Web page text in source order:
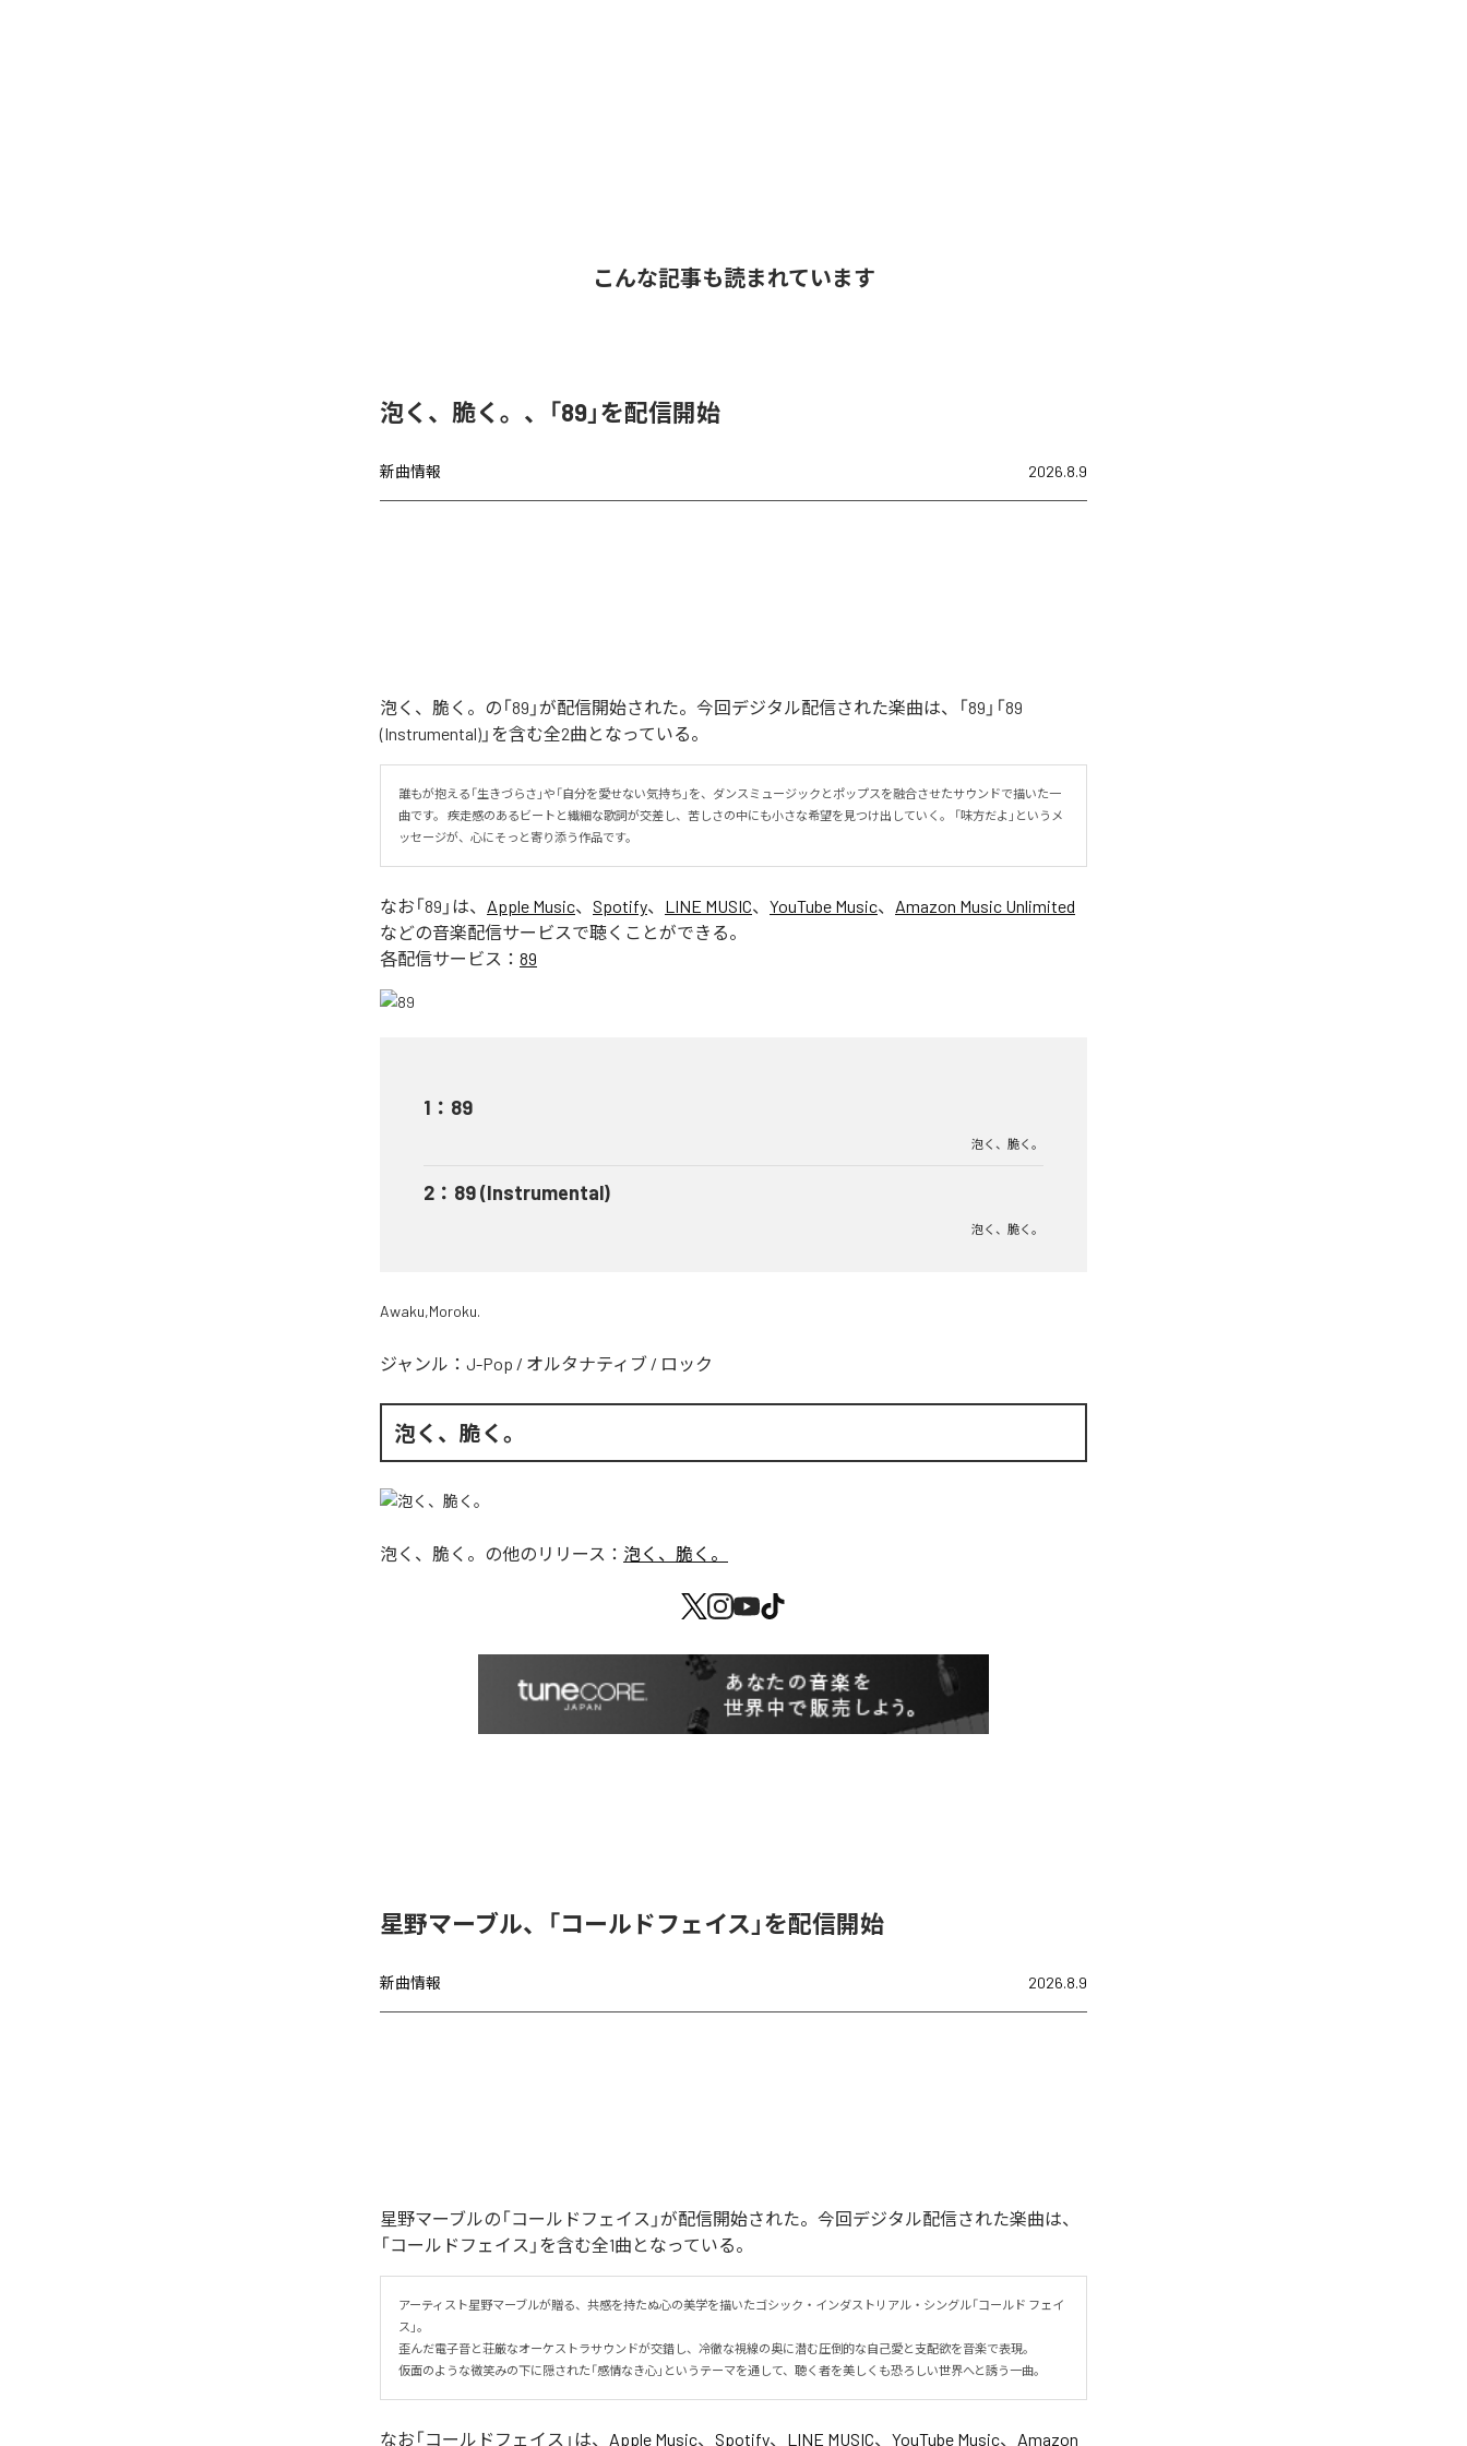
こんな記事も読まれています
泡く、脆く。、「89」を配信開始
新曲情報 2026.8.9
泡く、脆く。の「89」が配信開始された。今回デジタル配信された楽曲は、「89」「89
(Instrumental)」を含む全2曲となっている。
誰もが抱える「生きづらさ」や「自分を愛せない気持ち」を、ダンスミュージックとポップスを融合させたサウンドで描いた一
曲です。 疾走感のあるビートと繊細な歌詞が交差し、苦しさの中にも小さな希望を見つけ出していく。 「味方だよ」というメ
ッセージが、心にそっと寄り添う作品です。
なお「89 」は、 Apple Music、 Spotify、 LINE MUSIC、 YouTube Music、 Amazon Music Unlimited
などの音楽配信サービスで聴くことができる。
各配信サービス： 89
1 ： 89
泡く、脆く。
2 ： 89 (Instrumental)
泡く、脆く。
Awaku,Moroku.
ジャンル： J-Pop / オルタナティブ / ロック
泡く、脆く。
泡く、脆く。 の他のリリース： 泡く、脆く。
星野マーブル、「コールドフェイス」を配信開始
新曲情報 2026.8.9
星野マーブルの「コールドフェイス」が配信開始された。今回デジタル配信された楽曲は、
「コールドフェイス」を含む全1曲となっている。
アーティスト星野マーブルが贈る、共感を持たぬ心の美学を描いたゴシック・インダストリアル・シングル「コールド フェイ
ス」。
歪んだ電子音と荘厳なオーケストラサウンドが交錯し、冷徹な視線の奥に潜む圧倒的な自己愛と支配欲を音楽で表現。
仮面のような微笑みの下に隠された「感情なき心」というテーマを通して、聴く者を美しくも恐ろしい世界へと誘う一曲。
なお「コールドフェイス 」は、 Apple Music、 Spotify、 LINE MUSIC、 YouTube Music、 Amazon